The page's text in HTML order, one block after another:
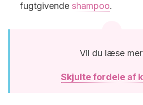
fugtgivende shampoo.
Vil du læse
Skjulte fordele af